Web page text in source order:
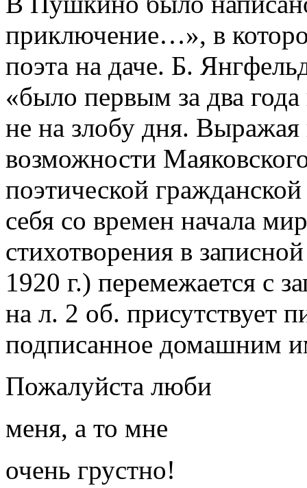
приключение…», в
поэта на даче. Б.
«было первым за два
не на злобу дня.
возможности
поэтической
себя со времен начала
стихотворения в
1920 г.) перемежается с
на л. 2 об. присутствует
подписанное домашним
Пожалуйста люби
меня, а то мне
очень грустно!